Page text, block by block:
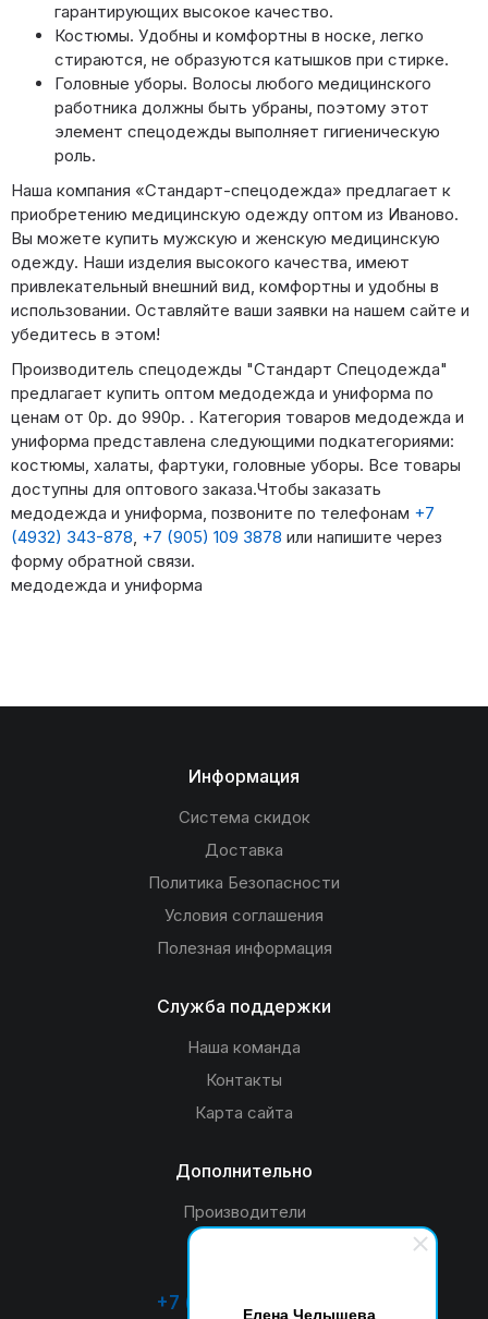
Елена Челышева
гарантирующих высокое качество.
Костюмы. Удобны и комфортны в носке, легко
стираются, не образуются катышков при стирке.
Головные уборы. Волосы любого медицинского
работника должны быть убраны, поэтому этот
элемент спецодежды выполняет гигиеническую
роль.
Наша компания «Стандарт-спецодежда» предлагает к
приобретению медицинскую одежду оптом из Иваново.
Вы можете купить мужскую и женскую медицинскую
одежду. Наши изделия высокого качества, имеют
привлекательный внешний вид, комфортны и удобны в
использовании. Оставляйте ваши заявки на нашем сайте и
убедитесь в этом!
Производитель спецодежды "Стандарт Спецодежда"
предлагает купить оптом медодежда и униформа по
ценам от 0р. до 990р. . Категория товаров медодежда и
униформа представлена следующими подкатегориями:
костюмы, халаты, фартуки, головные уборы. Все товары
доступны для оптового заказа.Чтобы заказать
медодежда и униформа, позвоните по телефонам +7
(4932) 343-878, +7 (905) 109 3878 или напишите через
форму обратной связи.
медодежда и униформа
Информация
Система скидок
Доставка
Политика Безопасности
Условия соглашения
Полезная информация
Служба поддержки
Наша команда
Контакты
Карта сайта
Дополнительно
Производители
+7 (4932) 26-33-55